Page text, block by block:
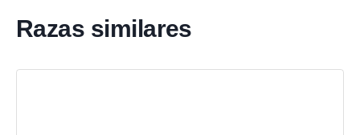
Razas similares